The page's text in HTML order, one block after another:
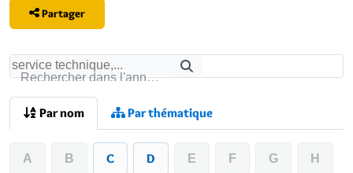
Partager
Rechercher dans l'annuaire Rechercher
Par nom Par thématique
A B C D E F G H